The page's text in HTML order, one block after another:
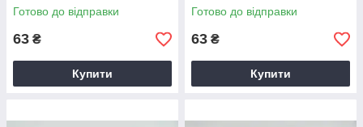
Готово до відправки
63 ₴
Купити
Готово до відправки
63 ₴
Купити